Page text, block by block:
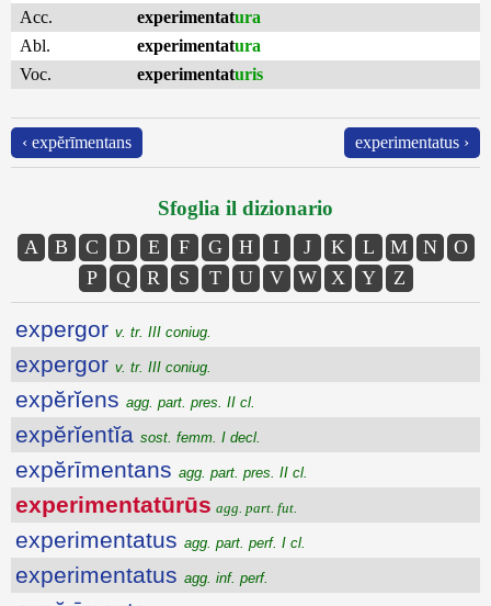
Acc.
experimentatura
Abl.
experimentatura
Voc.
experimentaturis
‹ expĕrīmentans experimentatus ›
Sfoglia il dizionario
A B C D E F G H I J K L M N
O
P
Q R S T U V W X Y Z
expergor v. tr. III coniug.
expergor v. tr. III coniug.
expĕrĭens agg. part. pres. II cl.
expĕrĭentĭa sost. femm. I decl.
expĕrīmentans agg. part. pres. II cl.
experimentatūrūs agg. part. fut.
experimentatus agg. part. perf. I cl.
experimentatus agg. inf. perf.